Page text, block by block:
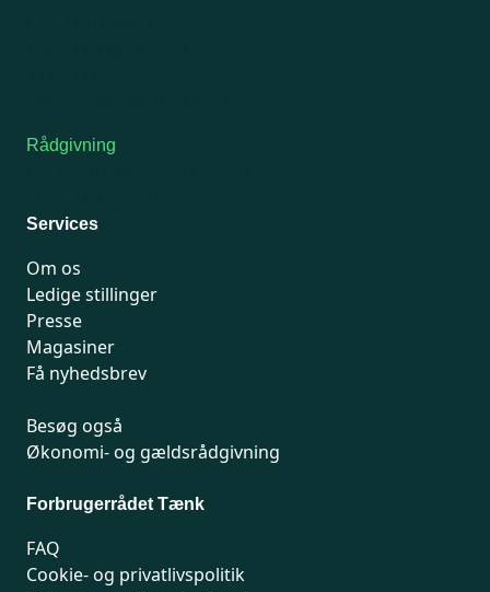
Rådgivning
Services
Om os
Ledige stillinger
Presse
Magasiner
Få nyhedsbrev
Besøg også
Økonomi- og gældsrådgivning
Forbrugerrådet Tænk
FAQ
Cookie- og privatlivspolitik